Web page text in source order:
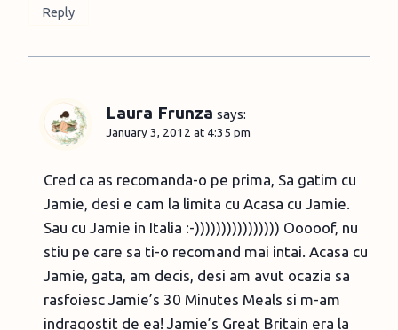
Reply
Laura Frunza says:
January 3, 2012 at 4:35 pm
Cred ca as recomanda-o pe prima, Sa gatim cu
Jamie, desi e cam la limita cu Acasa cu Jamie.
Sau cu Jamie in Italia :-)))))))))))))))) Ooooof, nu
stiu pe care sa ti-o recomand mai intai. Acasa cu
Jamie, gata, am decis, desi am avut ocazia sa
rasfoiesc Jamie’s 30 Minutes Meals si m-am
indragostit de ea! Jamie’s Great Britain era la